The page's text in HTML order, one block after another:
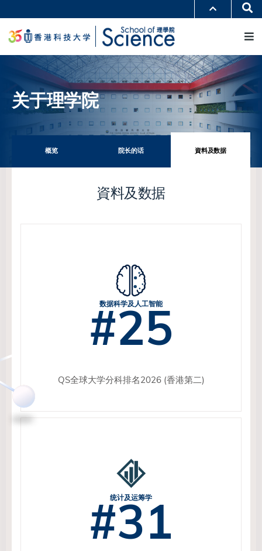
转
要
学术部门索引
生活@科大
教授简录
认识科大
关于理学院
概览 院长的话 資料及数据
資料及数据
数据科学及人工智能
#25
QS全球大学分科排名2026 (香港第二)
统计及运筹学
#31